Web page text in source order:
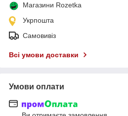
Магазини Rozetka
Укрпошта
Самовивіз
Всі умови доставки
Умови оплати